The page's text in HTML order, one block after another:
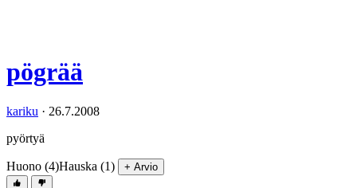
pögrää
kariku · 26.7.2008
pyörtyä
Huono (4)Hauska (1) + Arvio